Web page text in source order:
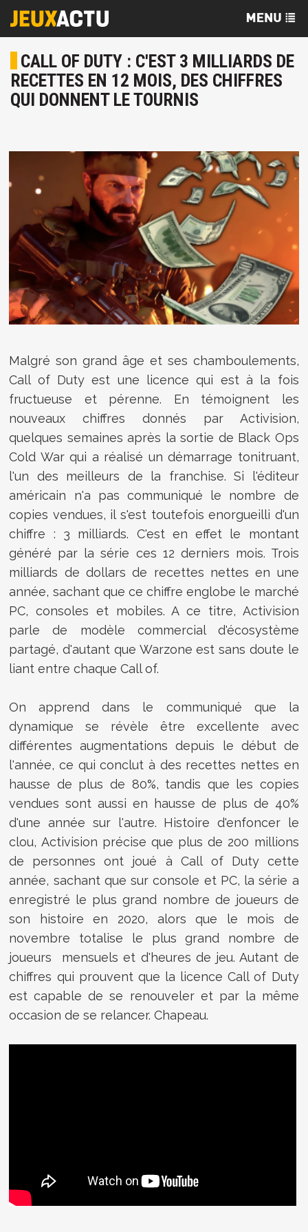
CALL OF DUTY : C'EST 3 MILLIARDS DE
RECETTES EN 12 MOIS, DES CHIFFRES
QUI DONNENT LE TOURNIS
Malgré son grand âge et ses chamboulements,
Call of Duty est une licence qui est à la fois
fructueuse et pérenne. En témoignent les
nouveaux chiffres donnés par Activision,
quelques semaines après la sortie de Black Ops
Cold War qui a réalisé un démarrage tonitruant,
l'un des meilleurs de la franchise. Si l'éditeur
américain n'a pas communiqué le nombre de
copies vendues, il s'est toutefois enorgueilli d'un
chiffre : 3 milliards. C'est en effet le montant
généré par la série ces 12 derniers mois. Trois
milliards de dollars de recettes nettes en une
année, sachant que ce chiffre englobe le marché
PC, consoles et mobiles. A ce titre, Activision
parle de modèle commercial d'écosystème
partagé, d'autant que Warzone est sans doute le
liant entre chaque Call of.
On apprend dans le communiqué que la
dynamique se révèle être excellente avec
différentes augmentations depuis le début de
l'année, ce qui conclut à des recettes nettes en
hausse de plus de 80%, tandis que les copies
vendues sont aussi en hausse de plus de 40%
d'une année sur l'autre. Histoire d'enfoncer le
clou, Activision précise que plus de 200 millions
de personnes ont joué à Call of Dutycette
année, sachant que sur console et PC, la série a
enregistré le plus grand nombre de joueurs de
son histoire en 2020, alors que le mois de
novembre totalise le plus grand nombre de
joueurs mensuels et d'heures de jeu. Autant de
chiffres qui prouvent que la licence Call of Duty
est capable de se renouveler et par la même
occasion de se relancer. Chapeau.